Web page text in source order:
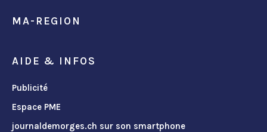
MA-REGION
AIDE & INFOS
Publicité
Espace PME
journaldemorges.ch sur son smartphone